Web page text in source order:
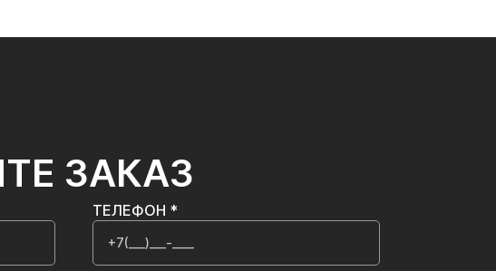
ЗАКАЗ
ТЕЛЕФОН *